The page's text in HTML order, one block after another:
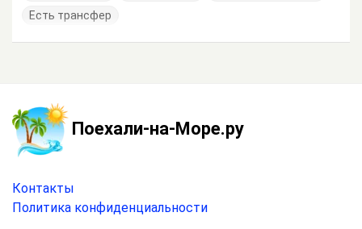
Есть трансфер
Поехали-на-Море.ру
Контакты
Политика конфиденциальности